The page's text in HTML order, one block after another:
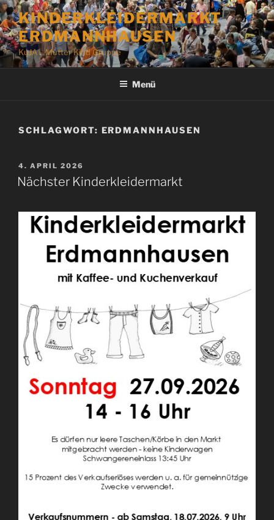
Zum
Inhalt
springen
KINDERKLEIDERMARKT
ERDMANNHAUSEN
KuJA – Mutter Kind Gruppe
Menü
SCHLAGWORT: ERDMANNHAUSEN
VERÖFFENTLICHT
AM
4. APRIL 2026
Nächster Kinderkleidermarkt